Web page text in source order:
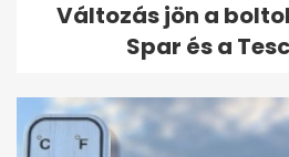
Változás jön a
Spar és a